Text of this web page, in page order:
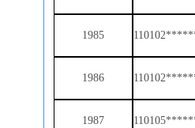
1985
1986
1987